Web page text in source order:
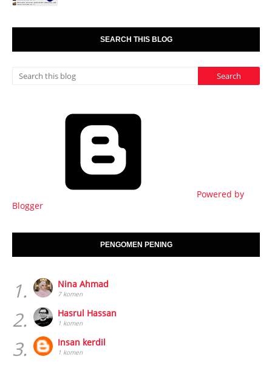
SEARCH THIS BLOG
Powered by
Blogger
PENGOMEN PENING
1. Nina Ahmad
7 komen
2. Hasrul Hassan
1 komen
3. Insan kerdil
1 komen